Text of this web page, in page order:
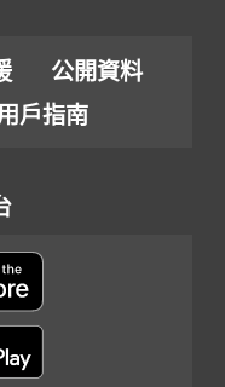
公開資料
戶指南